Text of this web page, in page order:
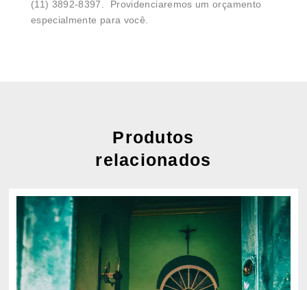
(11) 3892-8397. Providenciaremos um orçamento
especialmente para você.
Produtos
relacionados